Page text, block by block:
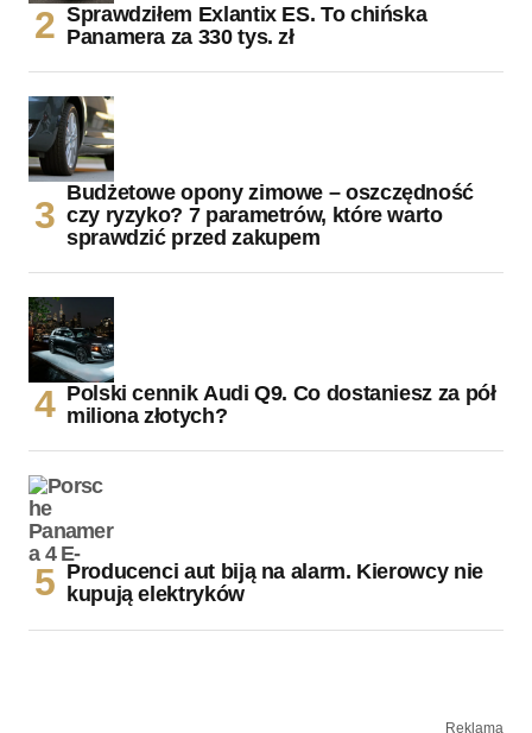
Sprawdziłem Exlantix ES. To chińska
Panamera za 330 tys. zł
Budżetowe opony zimowe – oszczędność
czy ryzyko? 7 parametrów, które warto
sprawdzić przed zakupem
Polski cennik Audi Q9. Co dostaniesz za pół
miliona złotych?
Producenci aut biją na alarm. Kierowcy nie
kupują elektryków
Reklama